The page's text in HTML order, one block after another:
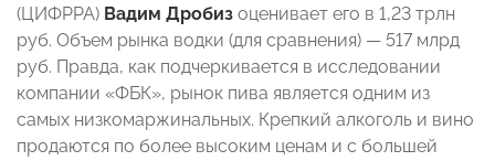
(ЦИФРРА) Вадим Дробиз оценивает его в 1,23 трлн
руб. Объем рынка водки (для сравнения) — 517 млрд
руб. Правда, как подчеркивается в исследовании
компании «ФБК», рынок пива является одним из
самых низкомаржинальных. Крепкий алкоголь и вино
продаются по более высоким ценам и с большей